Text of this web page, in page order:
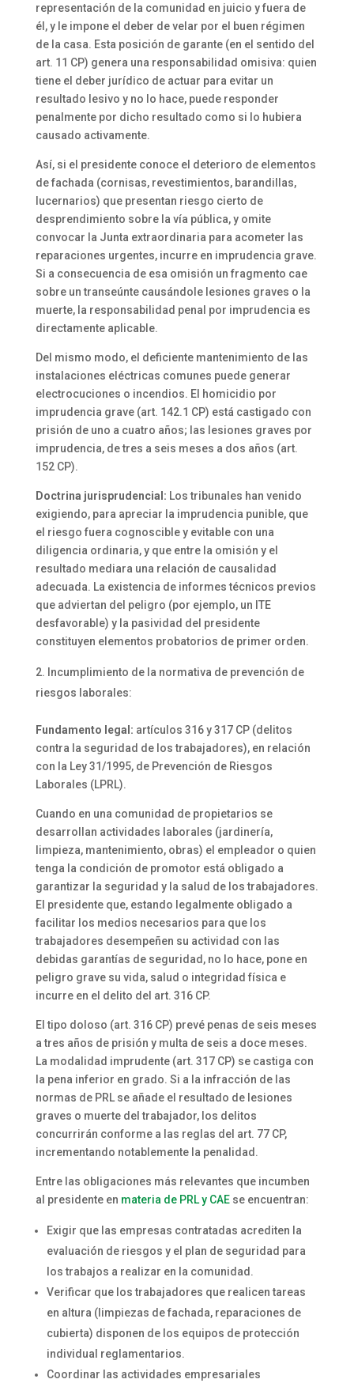
representación de la comunidad en juicio y fuera de
él, y le impone el deber de velar por el buen régimen
de la casa. Esta posición de garante (en el sentido del
art. 11 CP) genera una responsabilidad omisiva: quien
tiene el deber jurídico de actuar para evitar un
resultado lesivo y no lo hace, puede responder
penalmente por dicho resultado como si lo hubiera
causado activamente.
Así, si el presidente conoce el deterioro de elementos
de fachada (cornisas, revestimientos, barandillas,
lucernarios) que presentan riesgo cierto de
desprendimiento sobre la vía pública, y omite
convocar la Junta extraordinaria para acometer las
reparaciones urgentes, incurre en imprudencia grave.
Si a consecuencia de esa omisión un fragmento cae
sobre un transeúnte causándole lesiones graves o la
muerte, la responsabilidad penal por imprudencia es
directamente aplicable.
Del mismo modo, el deficiente mantenimiento de las
instalaciones eléctricas comunes puede generar
electrocuciones o incendios. El homicidio por
imprudencia grave (art. 142.1 CP) está castigado con
prisión de uno a cuatro años; las lesiones graves por
imprudencia, de tres a seis meses a dos años (art.
152 CP).
Doctrina jurisprudencial: Los tribunales han venido
exigiendo, para apreciar la imprudencia punible, que
el riesgo fuera cognoscible y evitable con una
diligencia ordinaria, y que entre la omisión y el
resultado mediara una relación de causalidad
adecuada. La existencia de informes técnicos previos
que adviertan del peligro (por ejemplo, un ITE
desfavorable) y la pasividad del presidente
constituyen elementos probatorios de primer orden.
Incumplimiento de la normativa de prevención de
riesgos laborales:
Fundamento legal: artículos 316 y 317 CP (delitos
contra la seguridad de los trabajadores), en relación
con la Ley 31/1995, de Prevención de Riesgos
Laborales (LPRL).
Cuando en una comunidad de propietarios se
desarrollan actividades laborales (jardinería,
limpieza, mantenimiento, obras) el empleador o quien
tenga la condición de promotor está obligado a
garantizar la seguridad y la salud de los trabajadores.
El presidente que, estando legalmente obligado a
facilitar los medios necesarios para que los
trabajadores desempeñen su actividad con las
debidas garantías de seguridad, no lo hace, pone en
peligro grave su vida, salud o integridad física e
incurre en el delito del art. 316 CP.
El tipo doloso (art. 316 CP) prevé penas de seis meses
a tres años de prisión y multa de seis a doce meses.
La modalidad imprudente (art. 317 CP) se castiga con
la pena inferior en grado. Si a la infracción de las
normas de PRL se añade el resultado de lesiones
graves o muerte del trabajador, los delitos
concurrirán conforme a las reglas del art. 77 CP,
incrementando notablemente la penalidad.
Entre las obligaciones más relevantes que incumben
al presidente en materia de PRL y CAEse encuentran:
Exigir que las empresas contratadas acrediten la
evaluación de riesgos y el plan de seguridad para
los trabajos a realizar en la comunidad.
Verificar que los trabajadores que realicen tareas
en altura (limpiezas de fachada, reparaciones de
cubierta) disponen de los equipos de protección
individual reglamentarios.
Coordinar las actividades empresariales